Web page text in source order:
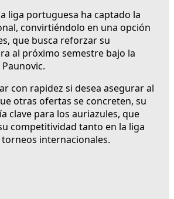
liga portuguesa ha captado la
convirtiéndolo en una opción
que busca reforzar su
al próximo semestre bajo la
con rapidez si desea asegurar al
otras ofertas se concreten, su
clave para los auriazules, que
competitividad tanto en la liga
internacionales.